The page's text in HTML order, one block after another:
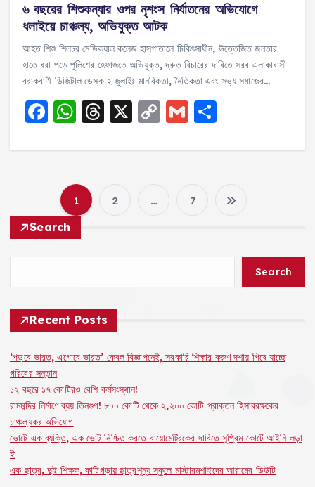
৬ বছরের শিশুকন্যার ওপর নৃশংস নির্যাতনের অভিযোগে
ধলাইয়ে চাঞ্চল্য, অভিযুক্ত আটক
আহত শিশু শিলচর মেডিক্যাল কলেজ হাসপাতালে চিকিৎসাধীন, উত্তেজিত জনতার
হাতে ধরা পড়ে পুলিশের হেফাজতে অভিযুক্ত, দ্রুত বিচারের দাবিতে সরব এলাকাবাসী
বরাকবাণী ডিজিটাল ডেস্ক ২ জুলাইঃ মানবিকতা, নৈতিকতা এবং সভ্য সমাজের…
F
c
b
o
o
W
a
ts
A
p
p
T
re
d
X C
p
G
ai
S
a
P
o
s
s
a
1 2 … 7
Search
Search
Recent Posts
‘পড়বে ভারত, এগোবে ভারত’ কেবল বিজ্ঞাপনেই, সরকারি শিক্ষার করুণ দশায় পিষে যাচ্ছে
গরিবের সন্তান
১২ বছরে ১৭ কোটিরও বেশি কর্মসংস্থান!
রামমন্দির নির্মাণে ব্যয় তিনগুণ! ৮০০ কোটি থেকে ২,২০০ কোটি প্রাক্তন হিসাবরক্ষকের
চাঞ্চল্যকর অভিযোগ
ভোটে এক ব্যক্তি, এক ভোট নিশ্চিত করতে বায়োমেট্রিকের দাবিতে সুপ্রিম কোর্টে আইনি লড়া
ই
এক ছাত্র, দুই শিক্ষক, কাটিগড়ায় ছাত্রশূন্য স্কুলে মাস্টারমশাইদের আরামের ডিউটি